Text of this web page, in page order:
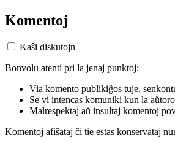
Komentoj
Kaŝi diskutojn
Bonvolu atenti pri la jenaj punktoj:
Via komento publikiĝos tuje,
Se vi intencas komuniki kun la
Malrespektaj aŭ insultaj komentoj
Komentoj afiŝataj ĉi tie estas konservataj